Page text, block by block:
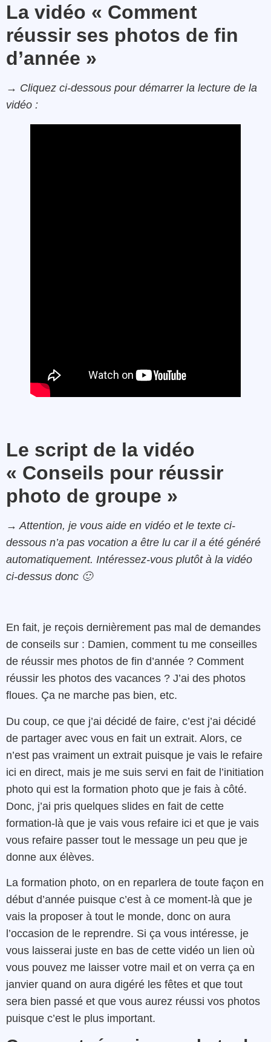
La vidéo « Comment
réussir ses photos de fin
d’année »
→ Cliquez ci-dessous pour démarrer la lecture de la
vidéo :
Le script de la vidéo
« Conseils pour réussir
photo de groupe »
→ Attention, je vous aide en vidéo et le texte ci-
dessous n’a pas vocation a être lu car il a été généré
automatiquement. Intéressez-vous plutôt à la vidéo
ci-dessus donc 🙂
En fait, je reçois dernièrement pas mal de demandes
de conseils sur : Damien, comment tu me conseilles
de réussir mes photos de fin d’année ? Comment
réussir les photos des vacances ? J’ai des photos
floues. Ça ne marche pas bien, etc.
Du coup, ce que j’ai décidé de faire, c’est j’ai décidé
de partager avec vous en fait un extrait. Alors, ce
n’est pas vraiment un extrait puisque je vais le refaire
ici en direct, mais je me suis servi en fait de l’initiation
photo qui est la formation photo que je fais à côté.
Donc, j’ai pris quelques slides en fait de cette
formation-là que je vais vous refaire ici et que je vais
vous refaire passer tout le message un peu que je
donne aux élèves.
La formation photo, on en reparlera de toute façon en
début d’année puisque c’est à ce moment-là que je
vais la proposer à tout le monde, donc on aura
l’occasion de le reprendre. Si ça vous intéresse, je
vous laisserai juste en bas de cette vidéo un lien où
vous pouvez me laisser votre mail et on verra ça en
janvier quand on aura digéré les fêtes et que tout
sera bien passé et que vous aurez réussi vos photos
puisque c’est le plus important.